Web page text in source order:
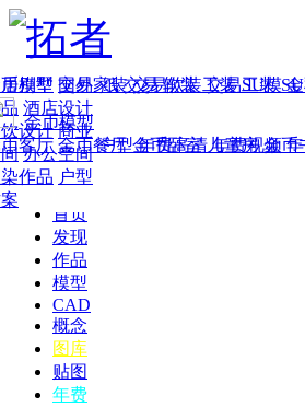
首页
发现
年费 作品 图纸 交易 软装 工装 SU模
年费版块
费图纸 年费户型 年费高清 年费视频
作品
别墅 国外
酒店设计
设计 商业
办公空间
作品 户型
模型
模型 交易家装 交易软装 交易工装
金币模型
客厅 金币餐厅 金币卧室 儿童房 金币
CAD
概念
图库
贴图
年费